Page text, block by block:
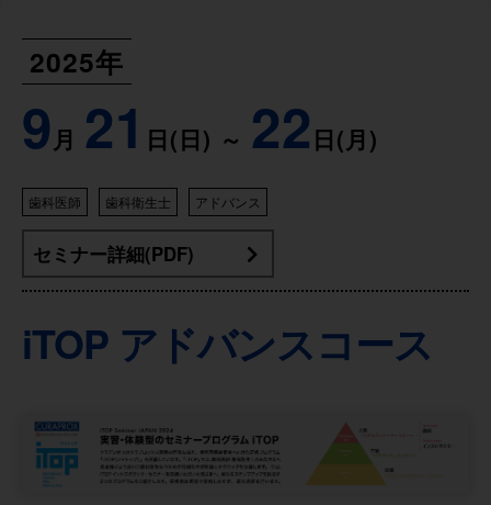
2025年
9 月 21 日(日) ～ 22 日(月)
歯科医師 歯科衛生士 アドバンス
セミナー詳細(PDF)
iTOP アドバンスコース